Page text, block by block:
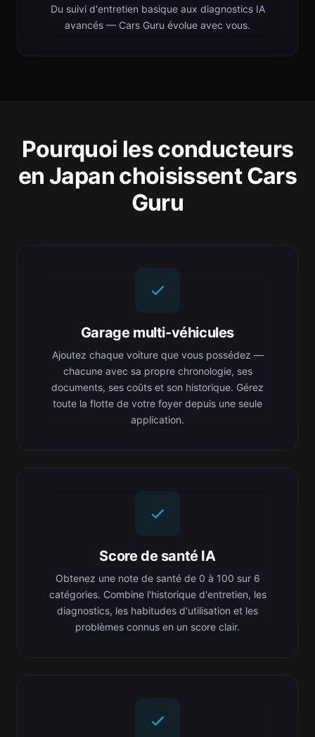
Du suivi d'entretien basique aux diagnostics IA
avancés — Cars Guru évolue avec vous.
Pourquoi les conducteurs
en Japan choisissent Cars
Guru
Garage multi-véhicules
Ajoutez chaque voiture que vous possédez —
chacune avec sa propre chronologie, ses
documents, ses coûts et son historique. Gérez
toute la flotte de votre foyer depuis une seule
application.
Score de santé IA
Obtenez une note de santé de 0 à 100 sur 6
catégories. Combine l'historique d'entretien, les
diagnostics, les habitudes d'utilisation et les
problèmes connus en un score clair.